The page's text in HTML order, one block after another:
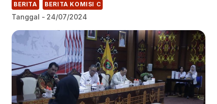
BERITA BERITA KOMISI C
Tanggal - 24/07/2024